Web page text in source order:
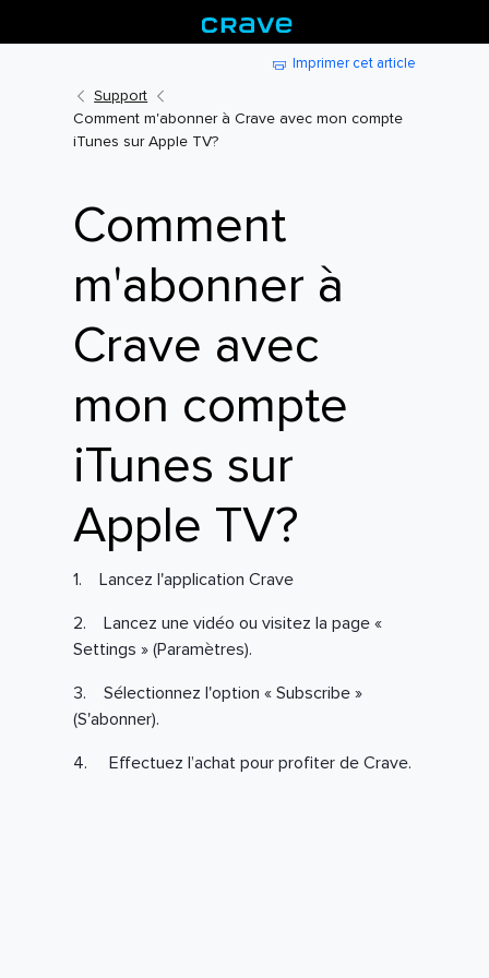
Imprimer cet article
Support
Comment m'abonner à Crave avec mon compte
iTunes sur Apple TV?
Comment
m'abonner à
Crave avec
mon compte
iTunes sur
Apple TV?
1. Lancez l'application Crave
2. Lancez une vidéo ou visitez la page «
Settings » (Paramètres).
3. Sélectionnez l'option « Subscribe »
(S'abonner).
4. Effectuez l’achat pour profiter de Crave.